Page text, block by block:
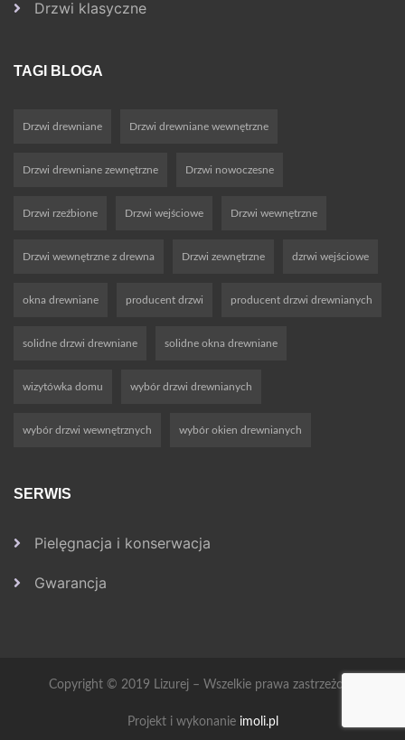
Drzwi klasyczne
TAGI BLOGA
Drzwi drewniane Drzwi drewniane wewnętrzne
Drzwi drewniane zewnętrzne Drzwi nowoczesne
Drzwi rzeźbione Drzwi wejściowe Drzwi wewnętrzne
Drzwi wewnętrzne z drewna Drzwi zewnętrzne dzrwi wejściowe
okna drewniane producent drzwi producent drzwi drewnianych
solidne drzwi drewniane solidne okna drewniane
wizytówka domu wybór drzwi drewnianych
wybór drzwi wewnętrznych wybór okien drewnianych
SERWIS
Pielęgnacja i konserwacja
Gwarancja
Copyright © 2019 Lizurej – Wszelkie prawa zastrzeżone
Projekt i wykonanie imoli.pl